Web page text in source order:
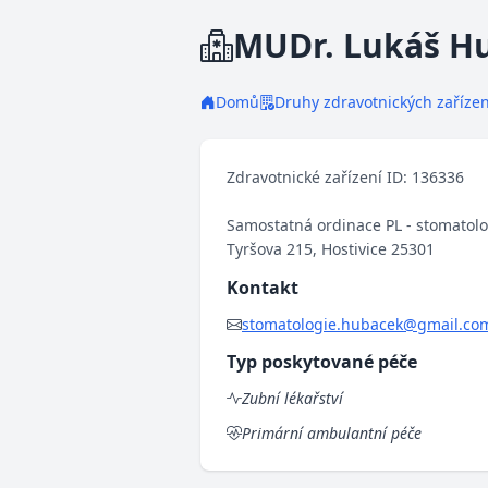
MUDr. Lukáš
Domů Druhy zdravotnických
Zdravotnické zařízení ID: 136336
Samostatná ordinace PL -
Tyršova 215, Hostivice 25301
Kontakt
Typ poskytované péče
Zubní lékařství
Primární ambulantní péče